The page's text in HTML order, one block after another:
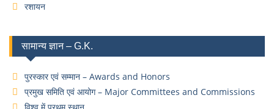
रशायन
सामान्य ज्ञान – G.K.
पुरस्कार एवं सम्मान – Awards and Honors
प्रमुख समिति एवं आयोग – Major Committees and Commissions